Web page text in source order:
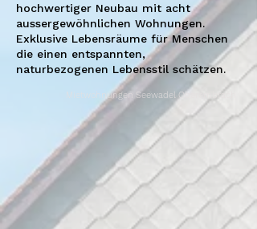
hochwertiger Neubau mit acht
aussergewöhnlichen Wohnungen.
Exklusive Lebensräume für Menschen
die einen entspannten,
naturbezogenen Lebensstil schätzen.
Mietwohnungen Seewadel Oberembrach